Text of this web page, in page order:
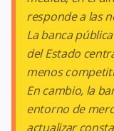
responde a las
La banca
del Estado
menos
En cambio, la
entorno de
actualizar